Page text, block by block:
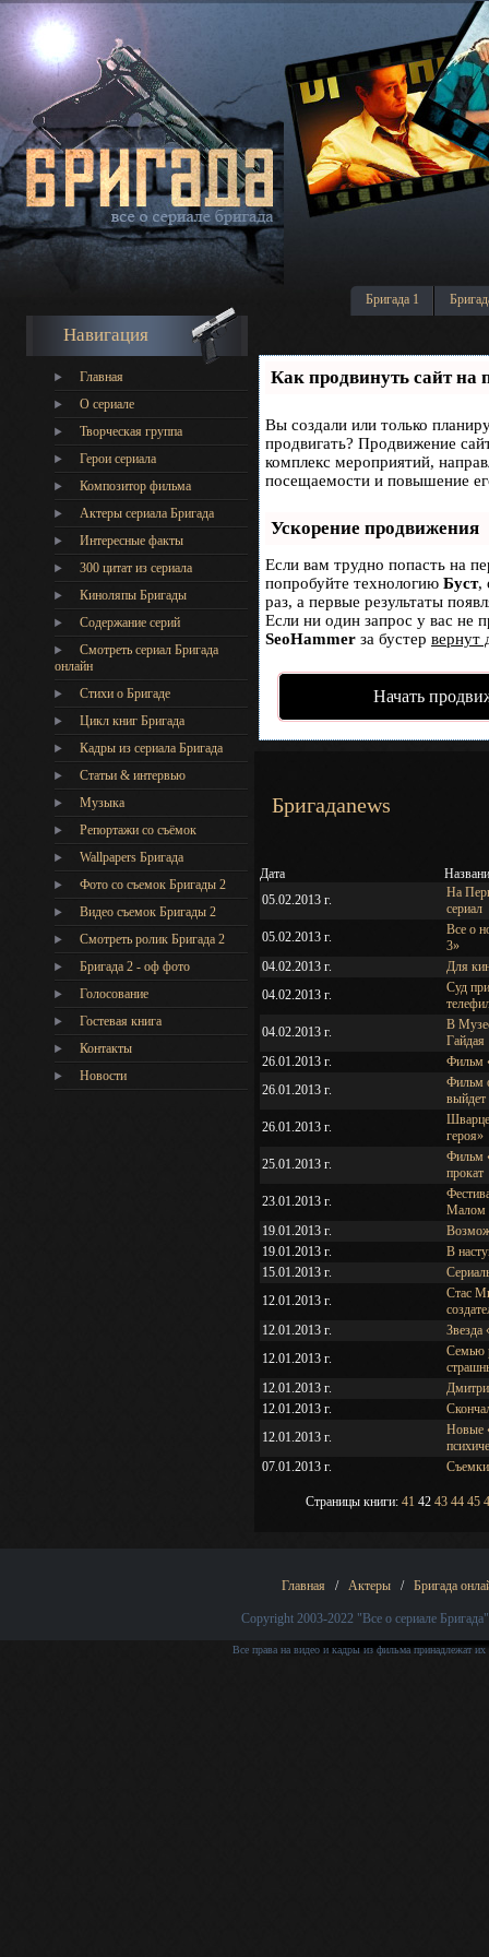
Бригада 1
Навигация
Главная
О сериале
Творческая группа
Герои сериала
Композитор фильма
Актеры сериала Бригада
Интересные факты
300 цитат из сериала
Киноляпы Бригады
Содержание серий
Смотреть сериал Бригада
онлайн
Стихи о Бригаде
Цикл книг Бригада
Кадры из сериала Бригада
Статьи & интервью
Музыка
Репортажи со съёмок
Wallpapers Бригада
Фото со съемок Бригады 2
Видео съемок Бригады 2
Cмотреть ролик Бригада 2
Бригада 2 - оф фото
Голосование
Гостевая книга
Контакты
Новости
Как продвинуть сайт на
Вы создали или только
продвигать? Продвижение
комплекс мероприятий,
посещаемости и повышение
Ускорение продвижения
Если вам трудно попасть на
попробуйте технологию Буст,
раз, а первые результаты
Если ни один запрос у вас не
SeoHammer за бустер вернут
Начать
Бригадаnews
Дата
05.02.2013 г.
На
сериал
05.02.2013 г.
Все о
3»
04.02.2013 г.
Для
04.02.2013 г.
Суд
04.02.2013 г.
В
Гайдая
26.01.2013 г.
Фильм
26.01.2013 г.
Фильм
выйдет
26.01.2013 г.
героя»
25.01.2013 г.
Фильм
прокат
23.01.2013 г.
Малом
19.01.2013 г.
19.01.2013 г.
В
15.01.2013 г.
12.01.2013 г.
Стас
12.01.2013 г.
Звезда
12.01.2013 г.
Семью
12.01.2013 г.
12.01.2013 г.
12.01.2013 г.
Новые
07.01.2013 г.
Страницы книги: 41 42 43 44 45
Главная / Актеры / Бригада
Copyright 2003-2022 "Все о сериале Бригада"
Все права на видео и кадры из фильма принадлежат